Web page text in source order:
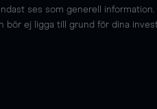
ses som generell
bör ej ligga till grund för dina